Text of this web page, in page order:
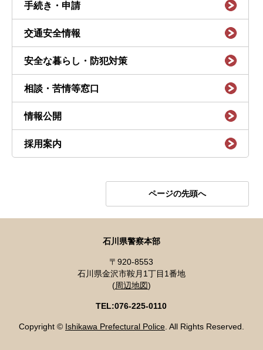
手続き・申請
交通安全情報
安全な暮らし・防犯対策
相談・苦情等窓口
情報公開
採用案内
ページの先頭へ
石川県警察本部
〒920-8553
石川県金沢市鞍月1丁目1番地
(周辺地図 )
TEL:076-225-0110
Copyright © Ishikawa Prefectural Police. All Rights Reserved.